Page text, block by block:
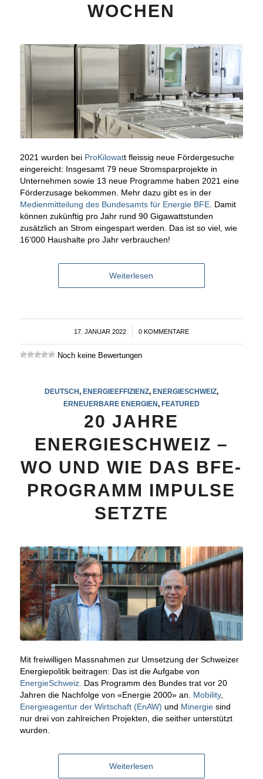
WOCHEN
2021 wurden bei ProKilowatt fleissig neue Fördergesuche
eingereicht: Insgesamt 79 neue Stromsparprojekte in
Unternehmen sowie 13 neue Programme haben 2021 eine
Förderzusage bekommen. Mehr dazu gibt es in der
Medienmitteilung des Bundesamts für Energie BFE. Damit
können zukünftig pro Jahr rund 90 Gigawattstunden
zusätzlich an Strom eingespart werden. Das ist so viel, wie
16’000 Haushalte pro Jahr verbrauchen!
Weiterlesen
17. JANUAR 2022
/ 0 KOMMENTARE
Noch keine Bewertungen
DEUTSCH, ENERGIEEFFIZIENZ, ENERGIESCHWEIZ,
ERNEUERBARE ENERGIEN, FEATURED
20 JAHRE
ENERGIESCHWEIZ –
WO UND WIE DAS BFE-
PROGRAMM IMPULSE
SETZTE
Mit freiwilligen Massnahmen zur Umsetzung der Schweizer
Energiepolitik beitragen: Das ist die Aufgabe von
EnergieSchweiz. Das Programm des Bundes trat vor 20
Jahren die Nachfolge von «Energie 2000» an. Mobility,
Energieagentur der Wirtschaft (EnAW) und Minergiesind
nur drei von zahlreichen Projekten, die seither unterstützt
wurden.
Weiterlesen